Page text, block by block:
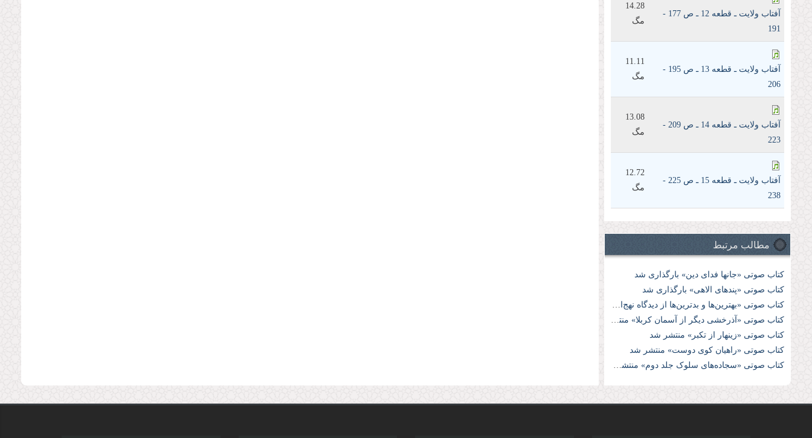
آفتاب ولايت ـ قطعه 12 ـ ص 177 -
191
14.28
مگ
آفتاب ولايت ـ قطعه 13 ـ ص 195 -
206
11.11
مگ
آفتاب ولايت ـ قطعه 14 ـ ص 209 -
223
13.08
مگ
آفتاب ولايت ـ قطعه 15 ـ ص 225 -
238
12.72
مگ
مطالب مرتبط
کتاب صوتی «جانها فدای دین» بارگذاری شد
کتاب صوتی «پندهای الاهی» بارگذاری شد
کتاب صوتی «زینهار از تکبر» منتشر شد
کتاب صوتی «راهیان کوی دوست» منتشر شد